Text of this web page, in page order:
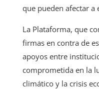
que pueden afectar
La Plataforma, que
firmas en contra de
apoyos entre
comprometida en la
climático y la crisis